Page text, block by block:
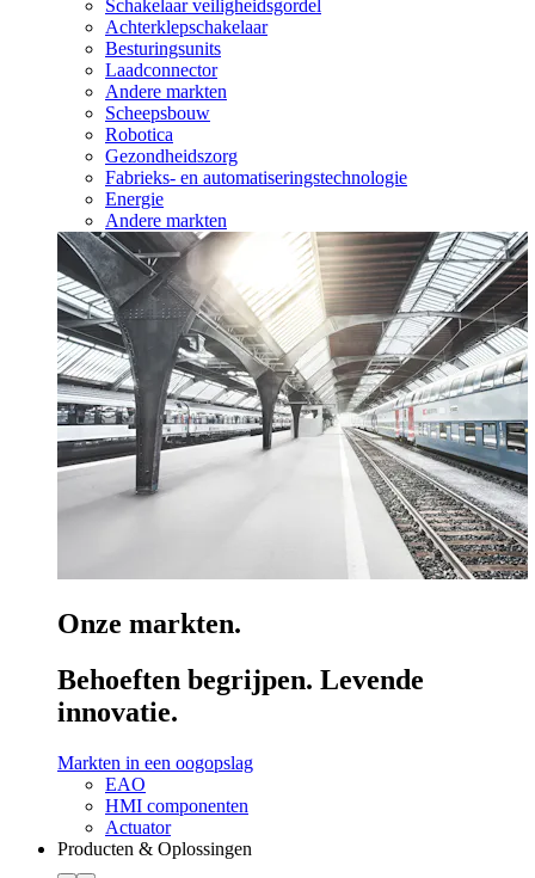
Schakelaar veiligheidsgordel
Achterklepschakelaar
Besturingsunits
Laadconnector
Andere markten
Scheepsbouw
Robotica
Gezondheidszorg
Fabrieks- en automatiseringstechnologie
Energie
Andere markten
Onze markten.
Behoeften begrijpen. Levende
innovatie.
Markten in een oogopslag
EAO
HMI componenten
Actuator
Producten & Oplossingen